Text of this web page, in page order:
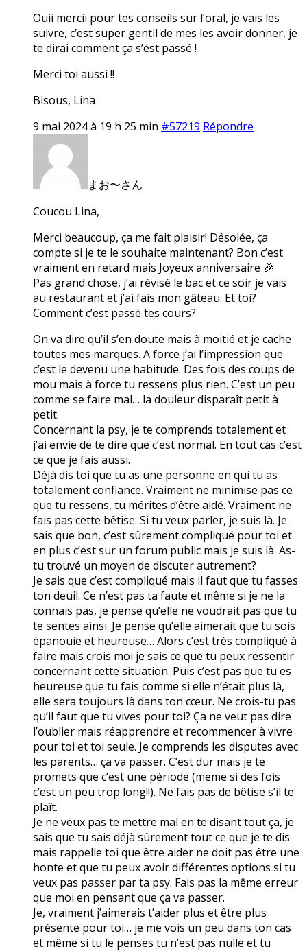
Ouii mercii pour tes conseils sur l’oral, je vais les
suivre, c’est super gentil de mes les avoir donner, je
te dirai comment ça s’est passé !
Merci toi aussi !!
Bisous, Lina
9 mai 2024 à 19 h 25 min #57219 Répondre
まお〜さん
Coucou Lina,
Merci beaucoup, ça me fait plaisir! Désolée, ça
compte si je te le souhaite maintenant? Bon c’est
vraiment en retard mais Joyeux anniversaire 🎉
Pas grand chose, j’ai révisé le bac et ce soir je vais
au restaurant et j’ai fais mon gâteau. Et toi?
Comment c’est passé tes cours?
On va dire qu’il s’en doute mais à moitié et je cache
toutes mes marques. A force j’ai l’impression que
c’est le devenu une habitude. Des fois des coups de
mou mais à force tu ressens plus rien. C’est un peu
comme se faire mal… la douleur disparaît petit à
petit.
Concernant la psy, je te comprends totalement et
j’ai envie de te dire que c’est normal. En tout cas c’est
ce que je fais aussi.
Déjà dis toi que tu as une personne en qui tu as
totalement confiance. Vraiment ne minimise pas ce
que tu ressens, tu mérites d’être aidé. Vraiment ne
fais pas cette bêtise. Si tu veux parler, je suis là. Je
sais que bon, c’est sûrement compliqué pour toi et
en plus c’est sur un forum public mais je suis là. As-
tu trouvé un moyen de discuter autrement?
Je sais que c’est compliqué mais il faut que tu fasses
ton deuil. Ce n’est pas ta faute et même si je ne la
connais pas, je pense qu’elle ne voudrait pas que tu
te sentes ainsi. Je pense qu’elle aimerait que tu sois
épanouie et heureuse… Alors c’est très compliqué à
faire mais crois moi je sais ce que tu peux ressentir
concernant cette situation. Puis c’est pas que tu es
heureuse que tu fais comme si elle n’était plus là,
elle sera toujours là dans ton cœur. Ne crois-tu pas
qu’il faut que tu vives pour toi? Ça ne veut pas dire
l’oublier mais réapprendre et recommencer à vivre
pour toi et toi seule. Je comprends les disputes avec
les parents… ça va passer. C’est dur mais je te
promets que c’est une période (meme si des fois
c’est un peu trop long!!). Ne fais pas de bêtise s’il te
plaît.
Je ne veux pas te mettre mal en te disant tout ça, je
sais que tu sais déjà sûrement tout ce que je te dis
mais rappelle toi que être aider ne doit pas être une
honte et que tu peux avoir différentes options si tu
veux pas passer par ta psy. Fais pas la même erreur
que moi en pensant que ça va passer.
Je, vraiment j’aimerais t’aider plus et être plus
présente pour toi… je me vois un peu dans ton cas
et même si tu le penses tu n’est pas nulle et tu